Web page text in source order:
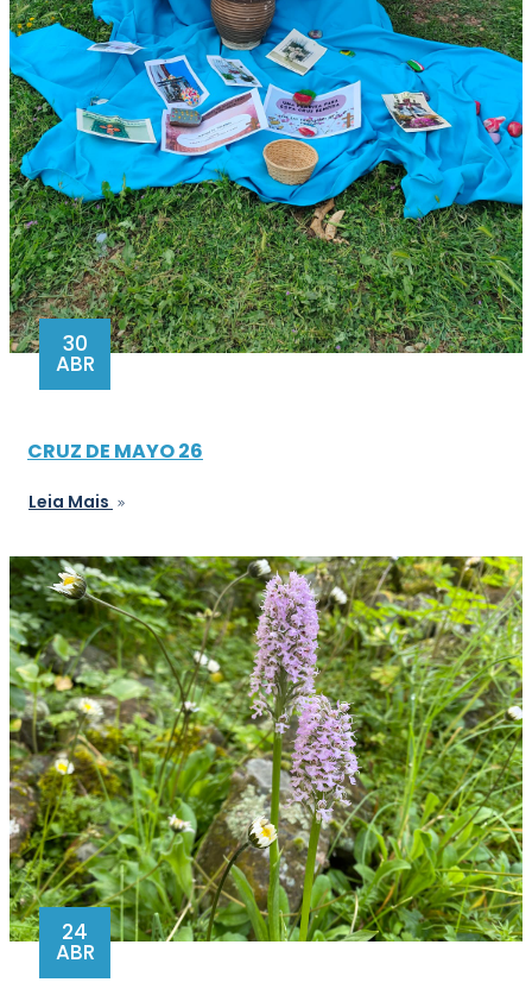
30
ABR
CRUZ DE MAYO 26
Leia Mais
24
ABR